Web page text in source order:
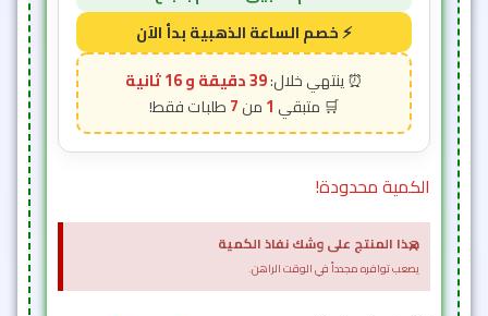
39 دقيقة و 15 ثانية
1
7
الكمية محدودة!
هذا المنتج على وشك نفاذ الكمية
يصعب توافره مجدداً في الوقت الراهن.
×